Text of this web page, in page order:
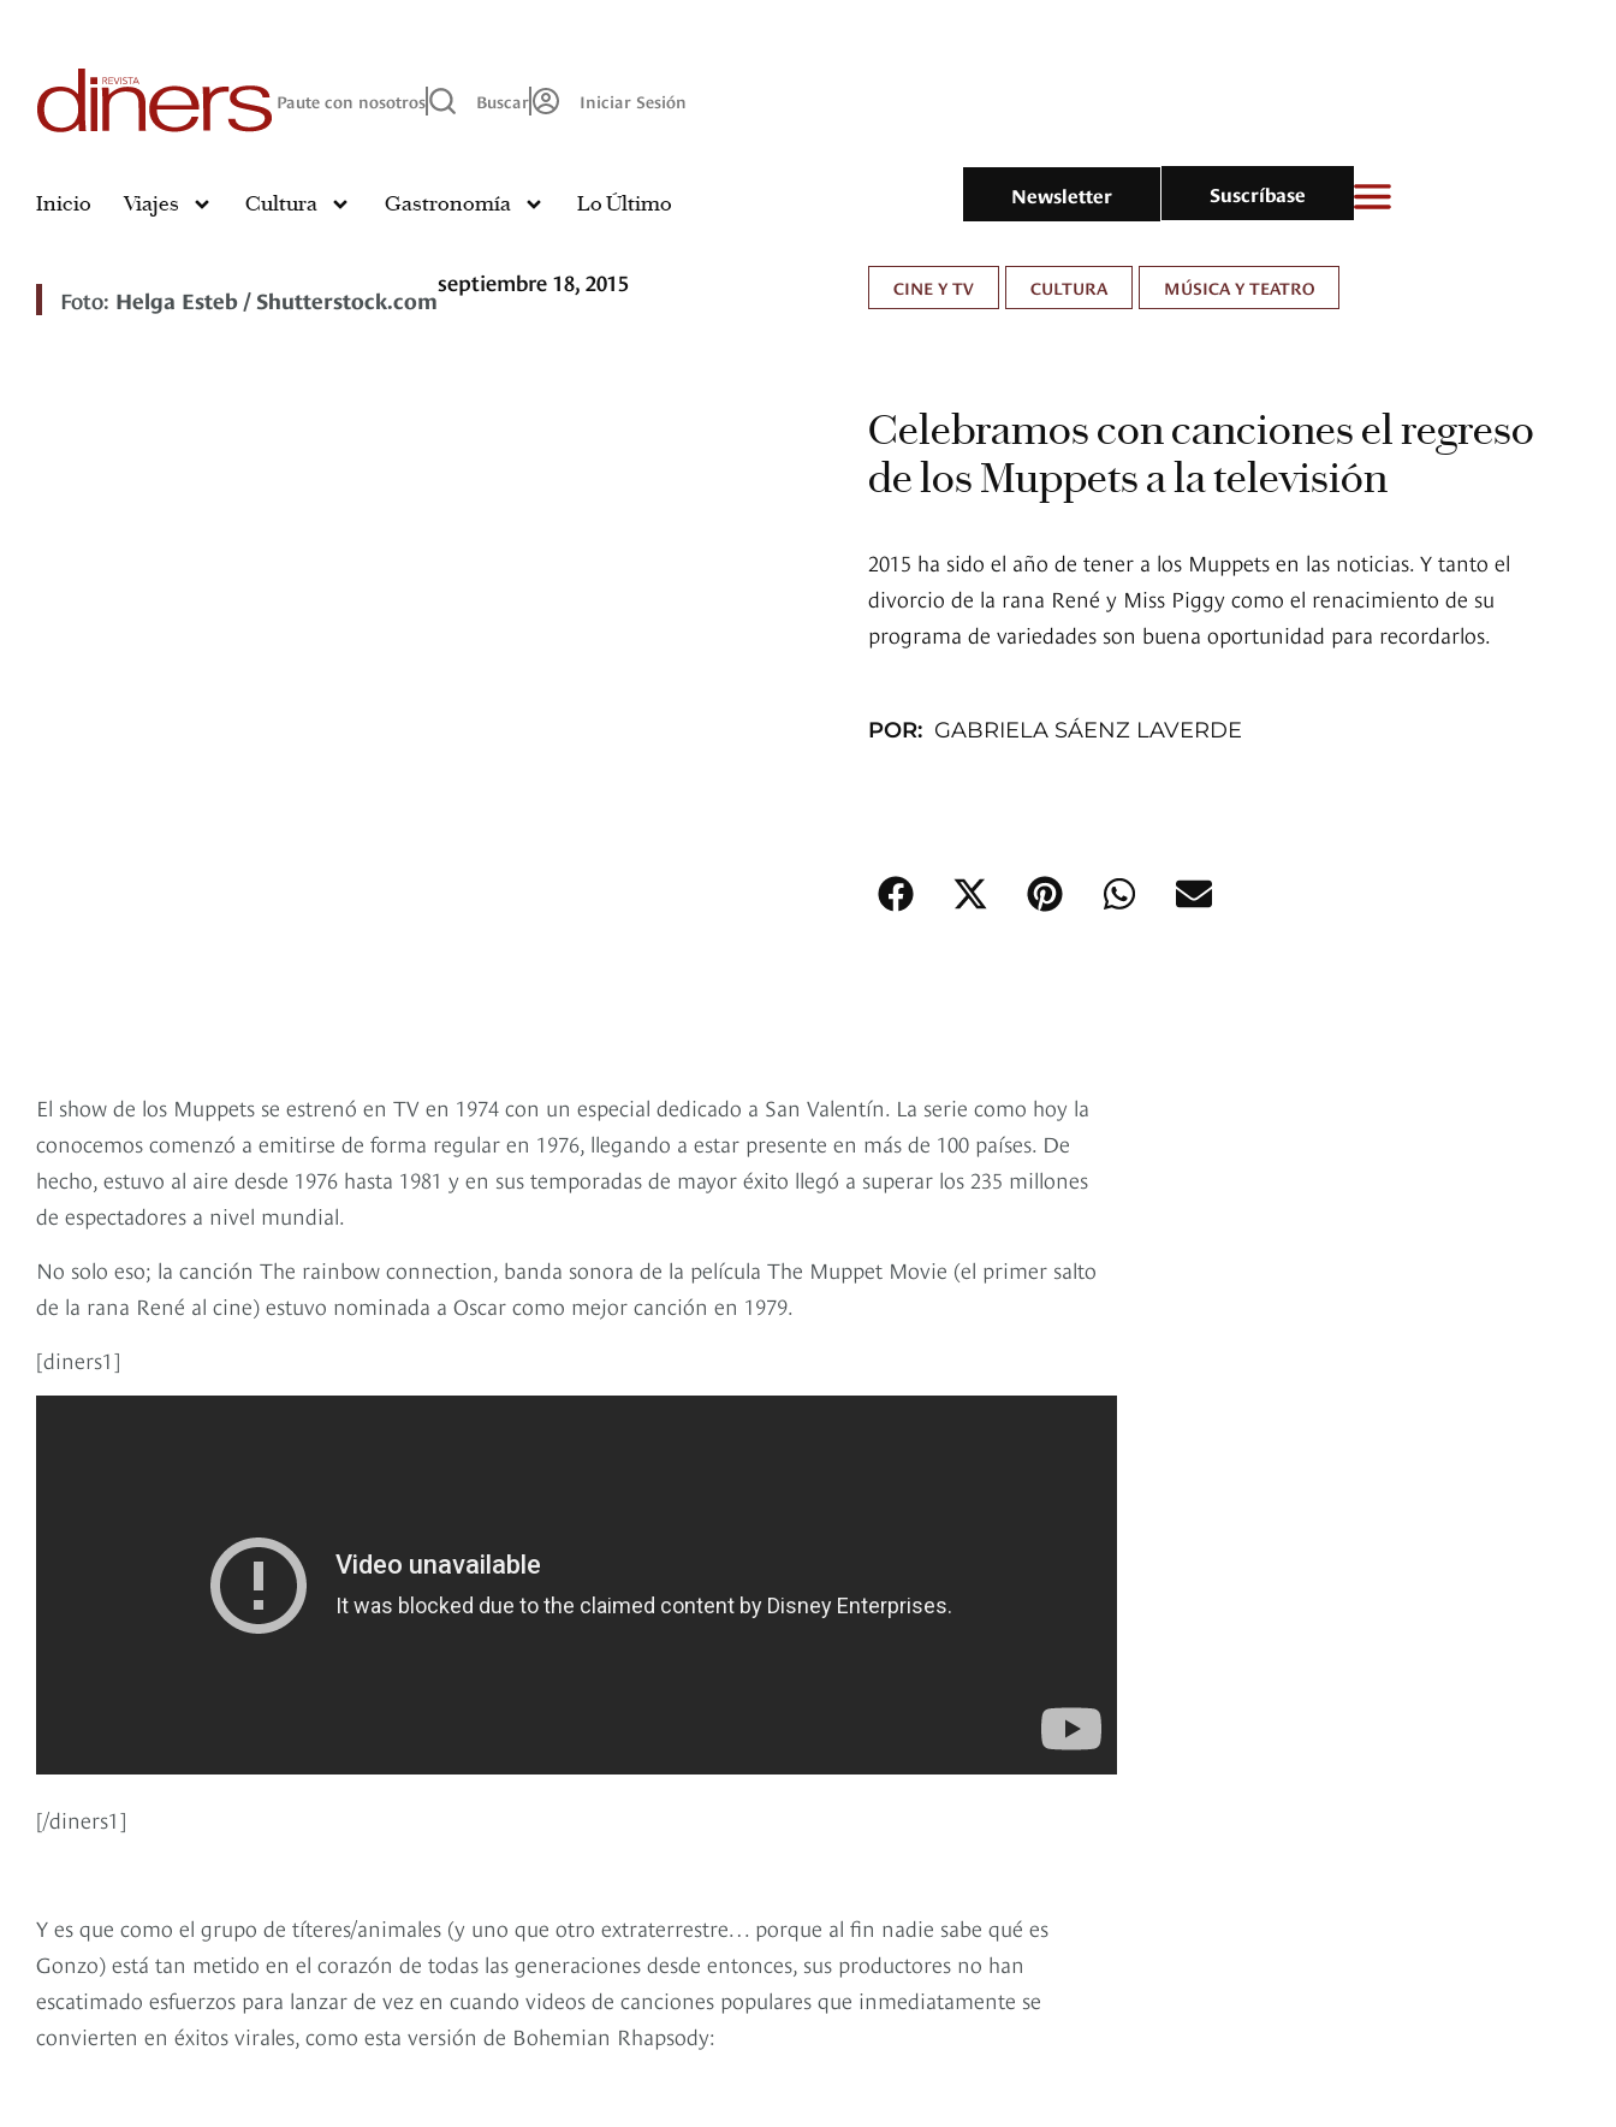
Paute con nosotros Buscar Iniciar Sesión
Inicio Viajes Cultura Gastronomía Lo Último Newsletter Suscríbase
Foto: Helga Esteb / Shutterstock.com
septiembre 18, 2015 CINE Y TV CULTURA MÚSICA Y TEATRO
Celebramos con canciones el regreso
de los Muppets a la televisión
2015 ha sido el año de tener a los Muppets en las noticias. Y tanto el
divorcio de la rana René y Miss Piggy como el renacimiento de su
programa de variedades son buena oportunidad para recordarlos.
POR: GABRIELA SÁENZ LAVERDE
El show de los Muppets se estrenó en TV en 1974 con un especial dedicado a San Valentín. La serie como hoy la
conocemos comenzó a emitirse de forma regular en 1976, llegando a estar presente en más de 100 países. De
hecho, estuvo al aire desde 1976 hasta 1981 y en sus temporadas de mayor éxito llegó a superar los 235 millones
de espectadores a nivel mundial.
No solo eso; la canción The rainbow connection, banda sonora de la película The Muppet Movie (el primer salto
de la rana René al cine) estuvo nominada a Oscar como mejor canción en 1979.
[diners1]
[/diners1]
Y es que como el grupo de títeres/animales (y uno que otro extraterrestre… porque al fin nadie sabe qué es
Gonzo) está tan metido en el corazón de todas las generaciones desde entonces, sus productores no han
escatimado esfuerzos para lanzar de vez en cuando videos de canciones populares que inmediatamente se
convierten en éxitos virales, como esta versión de Bohemian Rhapsody: